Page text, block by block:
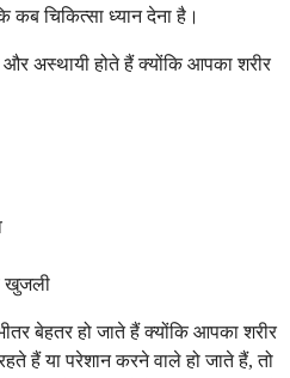
चिकित्सा ध्यान देना है।
अस्थायी होते हैं क्योंकि आपका शरीर
खुजली
बेहतर हो जाते हैं क्योंकि आपका शरीर
हैं या परेशान करने वाले हो जाते हैं, तो